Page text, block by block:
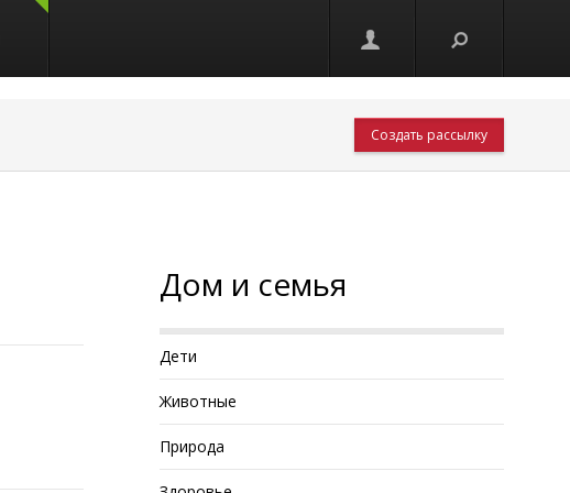
Создать рассылку
Дом и семья
Дети
Животные
Природа